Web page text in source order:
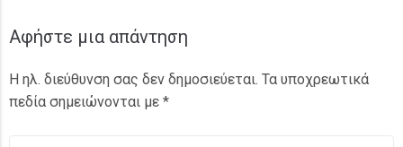
Αφήστε μια απάντηση
Η ηλ. διεύθυνση σας δεν δημοσιεύεται. Τα υποχρεωτικά
πεδία σημειώνονται με *